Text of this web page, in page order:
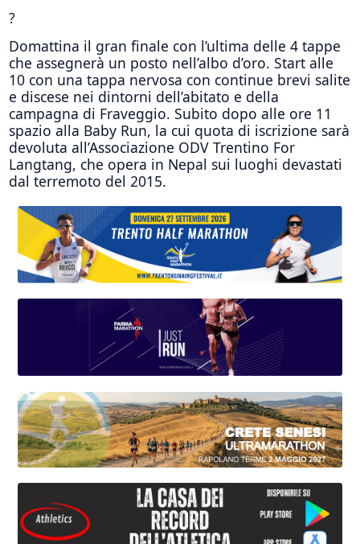
?
Domattina il gran finale con l’ultima delle 4 tappe
che assegnerà un posto nell’albo d’oro. Start alle
10 con una tappa nervosa con continue brevi salite
e discese nei dintorni dell’abitato e della
campagna di Fraveggio. Subito dopo alle ore 11
spazio alla Baby Run, la cui quota di iscrizione sarà
devoluta all’Associazione ODV Trentino For
Langtang, che opera in Nepal sui luoghi devastati
dal terremoto del 2015.